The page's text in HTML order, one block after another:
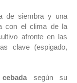
de siembra y una
con el clima de la
afronte en las
clave (espigado,
según su